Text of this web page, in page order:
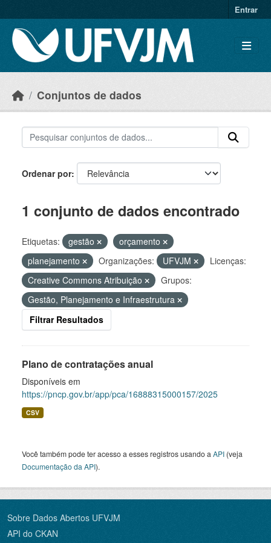
Entrar
Conjuntos de dados
Ordenar por
1 conjunto de dados encontrado
Etiquetas: gestão
orçamento
planejamento
Organizações: UFVJM
Licenças:
Creative Commons Atribuição
Grupos:
Gestão, Planejamento e Infraestrutura
Filtrar Resultados
Plano de contratações anual
Disponíveis em
https://pncp.gov.br/app/pca/16888315000157/2025
CSV
Você também pode ter acesso a esses registros usando a API (veja
Documentação da API).
Sobre Dados Abertos UFVJM
API do CKAN